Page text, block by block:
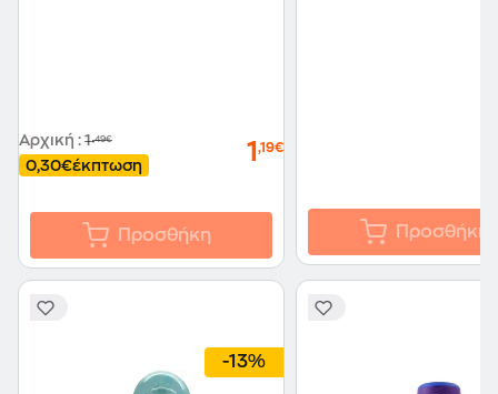
Αρχική : 1,49€
0,30€έκπτωση 1 ,19€
Προσθήκη Προσθήκη
-13%